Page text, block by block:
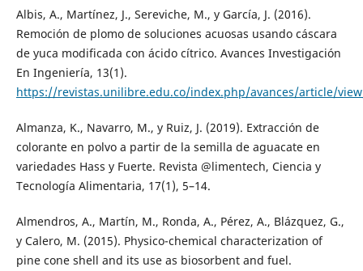
Albis, A., Martínez, J., Sereviche, M., y García, J. (2016).
Remoción de plomo de soluciones acuosas usando cáscara
de yuca modificada con ácido cítrico. Avances Investigación
En Ingeniería, 13(1).
https://revistas.unilibre.edu.co/index.php/avances/article/
Almanza, K., Navarro, M., y Ruiz, J. (2019). Extracción de
colorante en polvo a partir de la semilla de aguacate en
variedades Hass y Fuerte. Revista @limentech, Ciencia y
Tecnología Alimentaria, 17(1), 5–14.
Almendros, A., Martín, M., Ronda, A., Pérez, A., Blázquez, G.,
y Calero, M. (2015). Physico-chemical characterization of
pine cone shell and its use as biosorbent and fuel.